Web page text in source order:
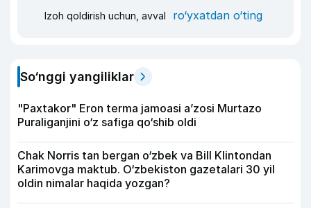
Izoh qoldirish uchun, avval ro‘yxatdan o‘ting
So‘nggi yangiliklar
"Paxtakor" Eron terma jamoasi a’zosi Murtazo
Puraliganjini o‘z safiga qo‘shib oldi
Chak Norris tan bergan o‘zbek va Bill Klintondan
Karimovga maktub. O‘zbekiston gazetalari 30 yil
oldin nimalar haqida yozgan?